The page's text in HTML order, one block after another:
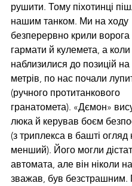
рушити. Тому піхотинці
нашим танком. Ми на ходу
безперервно крили ворога
гармати й кулемета, а коли
наблизилися до позицій
метрів, по нас почали
(ручного протитанкового
гранатомета). «Дємон»
люка й керував боєм
(з триплекса в башті огляд
менший). Його могли
автомата, але він ніколи
зважав, був безстрашним.